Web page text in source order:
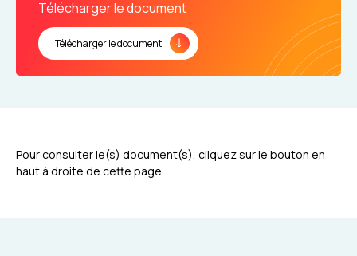
Télécharger le document
Télécharger le document
Pour consulter le(s) document(s), cliquez sur le bouton en
haut à droite de cette page.